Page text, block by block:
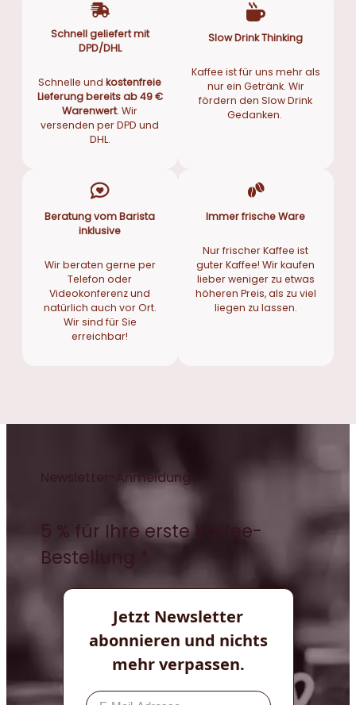
Schnell geliefert mit
DPD/DHL
Schnelle undkostenfreie
Lieferung bereits ab 49 €
Warenwert. Wir
versenden per DPD und
DHL.
Slow Drink Thinking
Kaffee ist für uns mehr als
nur ein Getränk. Wir
fördern den Slow Drink
Gedanken.
Beratung vom Barista
inklusive
Wir beraten gerne per
Telefon oder
Videokonferenz und
natürlich auch vor Ort.
Wir sind für Sie
erreichbar!
Immer frische Ware
Nur frischer Kaffee ist
guter Kaffee! Wir kaufen
lieber weniger zu etwas
höheren Preis, als zu viel
liegen zu lassen.
Newsletter-Anmeldung
5 % für Ihre erste Kaffee-
Bestellung *
Jetzt Newsletter
abonnieren und nichts
mehr verpassen.